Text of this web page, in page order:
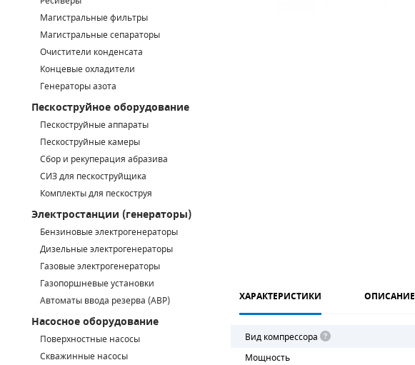
Магистральные фильтры
Магистральные сепараторы
Очистители конденсата
Концевые охладители
Генераторы азота
Пескоструйное оборудование
Пескоструйные аппараты
Пескоструйные камеры
Сбор и рекуперация абразива
СИЗ для пескоструйщика
Комплекты для пескоструя
Электростанции (генераторы)
Бензиновые электрогенераторы
Дизельные электрогенераторы
Газовые электрогенераторы
Газопоршневые установки
Автоматы ввода резерва (АВР)
Насосное оборудование
Поверхностные насосы
Скважинные насосы
ХАРАКТЕРИСТИКИ ОПИСАНИЕ
Вид компрессора
Мощность
САДОВАЯ ТЕХНИКА
КОНТЕЙНЕРЫ ДЛЯ ОБОРУДОВАНИЯ
КАНАЛИЗАЦИОННЫЕ НАСОСЫ
ДИЗЕЛЬНЫЕ МОТОПОМПЫ
ТАЛИ И ТЕЛЬФЕРЫ
ЛЕНТОЧНОПИЛЬНЫЕ СТАНКИ
КОНТРОЛЛЕРЫ (БЛОКИ УПРАВЛЕНИЯ)
ВПУСКНЫЕ КЛАПАНЫ
ОБРАТНЫЕ КЛАПАНЫ
КЛАПАНЫ МИНИМАЛЬНОГО ДАВЛЕНИЯ
РЕЛЕ ДАВЛЕНИЯ ДЛЯ ДЛЯ КОМПРЕССОРОВ
ДАТЧИКИ
РУКАВА ВЫСОКОГО ДАВЛЕНИЯ (РВД)
ЗАПЧАСТИ ДЛЯ ВИНТОВЫХ КОМПРЕССОРОВ
СМЕННЫЕ ЭЛЕМЕНТЫ МАГИСТРАЛЬНЫХ ФИЛЬТРОВ